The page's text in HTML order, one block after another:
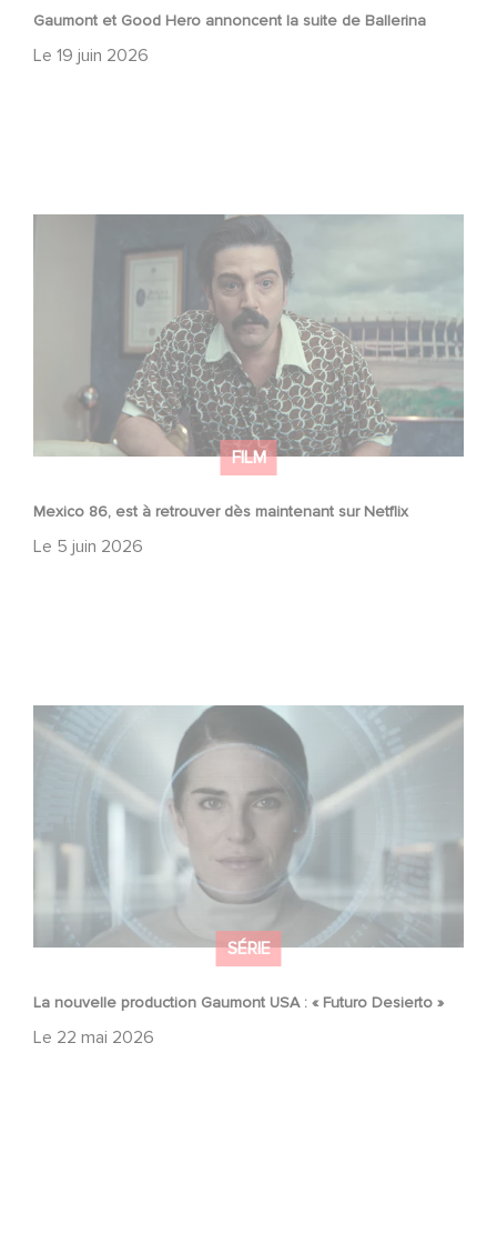
Gaumont et Good Hero annoncent la suite de Ballerina
Le 19 juin 2026
FILM
Mexico 86, est à retrouver dès maintenant sur Netflix
Le 5 juin 2026
Mexico 86, est à retrouver dès maintenant sur Netflix
SÉRIE
La nouvelle production Gaumont USA : « Futuro Desierto »
Le 22 mai 2026
La nouvelle production Gaumont USA : « Futuro Desierto